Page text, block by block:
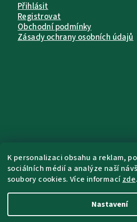
K personalizaci obsahu a reklam,
sociálních médií a analýze naší
soubory cookies. Více informacízde.
Nastavení
Přihlásit
Registrovat
Obchodní podmínky
Zásady ochrany osobních údajů
Copyright 2026Pet Farm
práva vyhrazena.Upravit